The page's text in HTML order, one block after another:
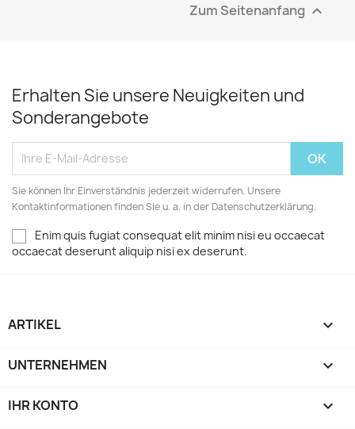
Zum Seitenanfang 
Erhalten Sie unsere Neuigkeiten und
Sonderangebote
Sie können Ihr Einverständnis jederzeit widerrufen. Unsere
Kontaktinformationen finden Sie u. a. in der Datenschutzerklärung.
Enim quis fugiat consequat elit minim nisi eu occaecat
occaecat deserunt aliquip nisi ex deserunt.
ARTIKEL 
UNTERNEHMEN 
IHR KONTO 